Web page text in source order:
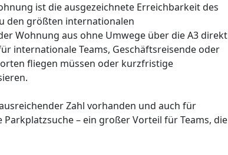
ist die ausgezeichnete Erreichbarkeit des
den größten internationalen
Wohnung aus ohne Umwege über die A3 direkt
internationale Teams, Geschäftsreisende oder
fliegen müssen oder kurzfristige
Zahl vorhanden und auch für
– ein großer Vorteil für Teams, die